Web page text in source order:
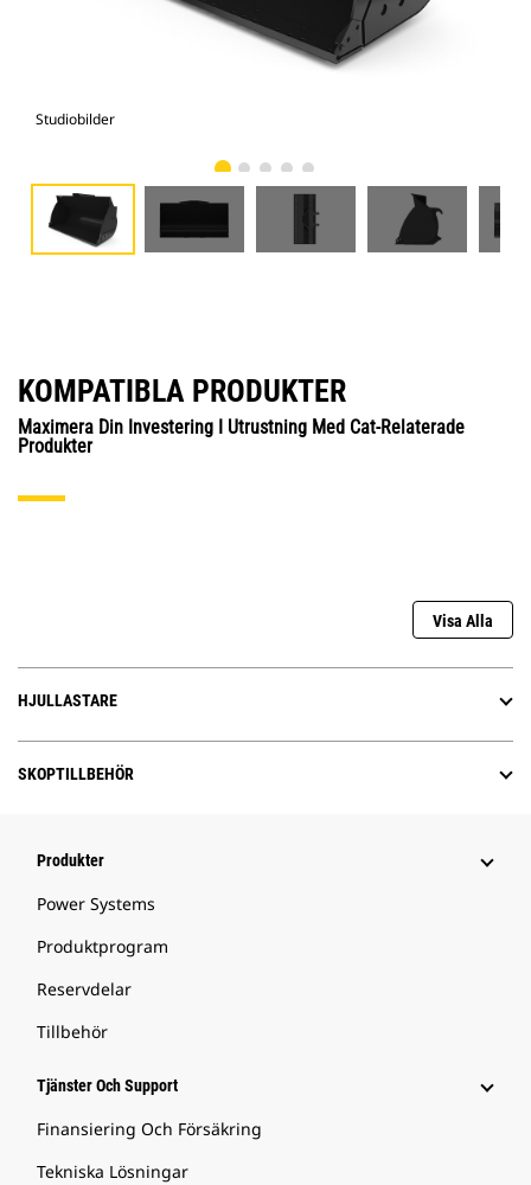
Studiobilder
KOMPATIBLA PRODUKTER
Maximera Din Investering I Utrustning Med Cat-Relaterade
Produkter
Visa Alla
HJULLASTARE
SKOPTILLBEHÖR
Produkter
Power Systems
Produktprogram
Reservdelar
Tillbehör
Tjänster Och Support
Finansiering Och Försäkring
Tekniska Lösningar